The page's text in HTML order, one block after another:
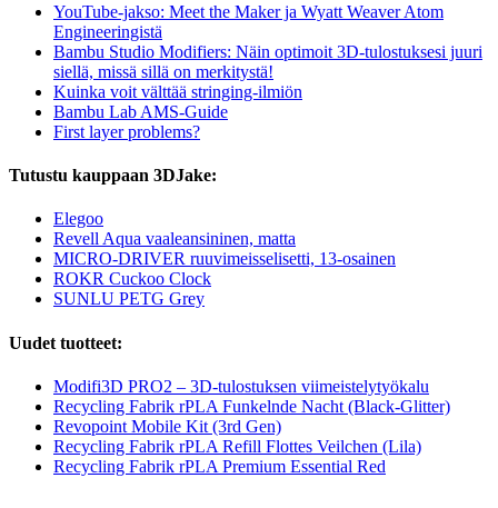
YouTube-jakso: Meet the Maker ja Wyatt Weaver Atom
Engineeringistä
Bambu Studio Modifiers: Näin optimoit 3D-tulostuksesi juuri
siellä, missä sillä on merkitystä!
Kuinka voit välttää stringing-ilmiön
Bambu Lab AMS-Guide
First layer problems?
Tutustu kauppaan 3DJake:
Elegoo
Revell Aqua vaaleansininen, matta
MICRO-DRIVER ruuvimeisselisetti, 13-osainen
ROKR Cuckoo Clock
SUNLU PETG Grey
Uudet tuotteet:
Modifi3D PRO2 – 3D-tulostuksen viimeistelytyökalu
Recycling Fabrik rPLA Funkelnde Nacht (Black-Glitter)
Revopoint Mobile Kit (3rd Gen)
Recycling Fabrik rPLA Refill Flottes Veilchen (Lila)
Recycling Fabrik rPLA Premium Essential Red